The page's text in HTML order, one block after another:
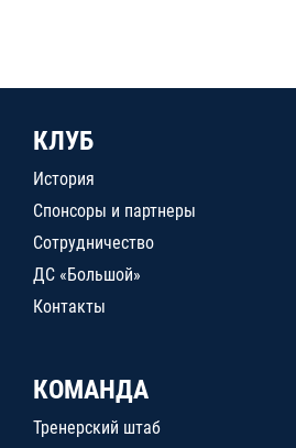
КЛУБ
История
Спонсоры и партнеры
Сотрудничество
ДС «Большой»
Контакты
КОМАНДА
Тренерский штаб